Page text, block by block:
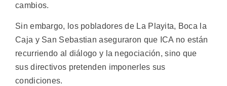
cambios.
Sin embargo, los pobladores de La Playita, Boca la
Caja y San Sebastian aseguraron que ICA no están
recurriendo al diálogo y la negociación, sino que
sus directivos pretenden imponerles sus
condiciones.